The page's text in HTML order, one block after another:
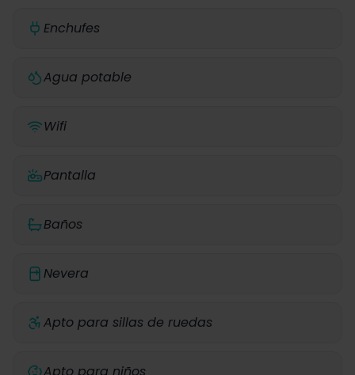
Enchufes
Agua potable
Wifi
Pantalla
Baños
Nevera
Apto para sillas de ruedas